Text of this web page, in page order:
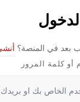
بعد في المنصة؟
كلمة المرور